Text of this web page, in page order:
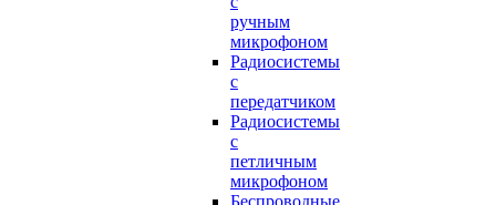
ручным
микрофоном
Радиосистемы
с
передатчиком
Радиосистемы
с
петличным
микрофоном
Беспроводные